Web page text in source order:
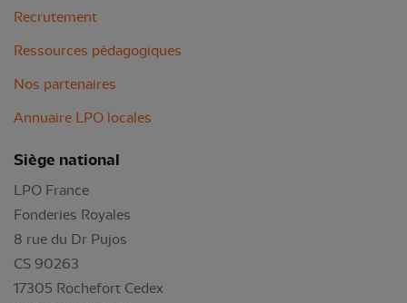
Recrutement
Ressources pédagogiques
Nos partenaires
Annuaire LPO locales
Siège national
LPO France
Fonderies Royales
8 rue du Dr Pujos
CS 90263
17305 Rochefort Cedex